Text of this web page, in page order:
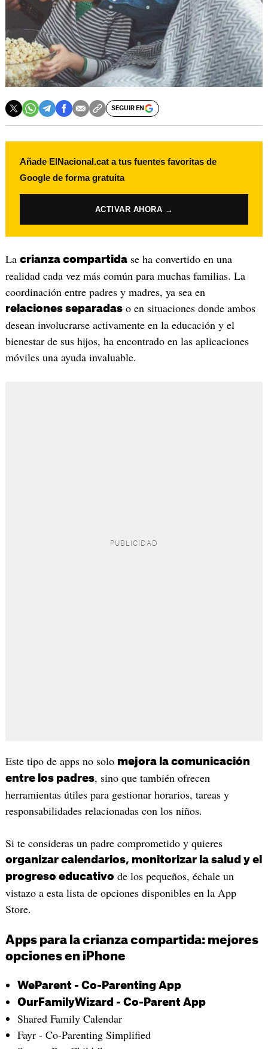
SEGUIR EN
Añade ElNacional.cat a tus fuentes favoritas de
Google de forma gratuita
ACTIVAR AHORA →
La crianza compartidase ha convertido en una
realidad cada vez más común para muchas familias. La
coordinación entre padres y madres, ya sea en
relaciones separadaso en situaciones donde ambos
desean involucrarse activamente en la educación y el
bienestar de sus hijos, ha encontrado en las aplicaciones
móviles una ayuda invaluable.
Este tipo de apps no solo mejora la comunicación
entre los padres, sino que también ofrecen
herramientas útiles para gestionar horarios, tareas y
responsabilidades relacionadas con los niños.
Si te consideras un padre comprometido y quieres
organizar calendarios, monitorizar la salud y el
progreso educativo de los pequeños, échale un
vistazo a esta lista de opciones disponibles en la App
Store.
Apps para la crianza compartida: mejores
opciones en iPhone
WeParent - Co-Parenting App
OurFamilyWizard - Co-Parent App
Shared Family Calendar
Fayr - Co-Parenting Simplified